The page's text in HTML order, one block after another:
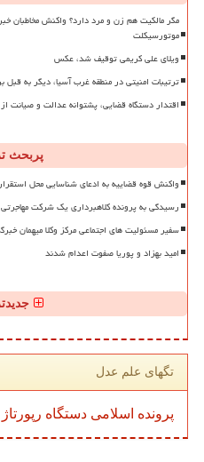
مگر مالکیت هم زن و مرد دارد؟ واکنش مخاطبان
موتورسیکلت
ویلای علی کریمی توقیف شد، عکس
ترتیبات امنیتی در منطقه غرب آسیا، دیگر به قبل
اقتدار دستگاه قضایی، پشتوانه عدالت و صیانت
پربحث
واکنش قوه قضاییه به ادعای شناسایی محل
رسیدگی به پرونده کلاهبرداری یک شرکت مهاجرتی با حدود ۳۰۰ شاکی در
سفیر مسئولیت های اجتماعی مرکز وکلا میهمان
امید بهزاد و پوریا صفوت اعدام شدند
تگهای علم عدل
پرونده اسلامی دستگاه رپورتاژ